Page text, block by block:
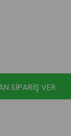
SİPARİŞ VER